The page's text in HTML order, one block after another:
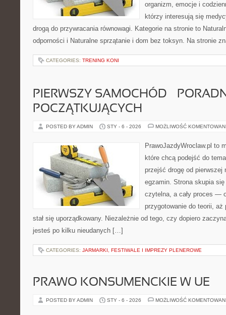
organizm, emocje i
którzy interesują się
drogą do przywracania równowagi. Kategorie na stronie to
odporności i Naturalne sprzątanie i dom bez toksyn. Na stronie
CATEGORIES: TRENING KONI
PIERWSZY SAMOCHÓD –
POCZĄTKUJĄCYCH
POSTED BY ADMIN STY - 6 - 2026 MOŻLIWOŚĆ
PrawoJazdyWroclaw.pl to
które chcą podejść do
przejść drogę od
egzamin. Strona skupia
czytelna, a cały proces —
przygotowanie do teorii,
stał się uporządkowany. Niezależnie od tego, czy dopiero
jesteś po kilku nieudanych […]
CATEGORIES: JARMARKI, FESTIWALE I IMPREZY PLENEROWE
PRAWO KONSUMENCKIE W UE
POSTED BY ADMIN STY - 6 - 2026 MOŻLIWOŚĆ